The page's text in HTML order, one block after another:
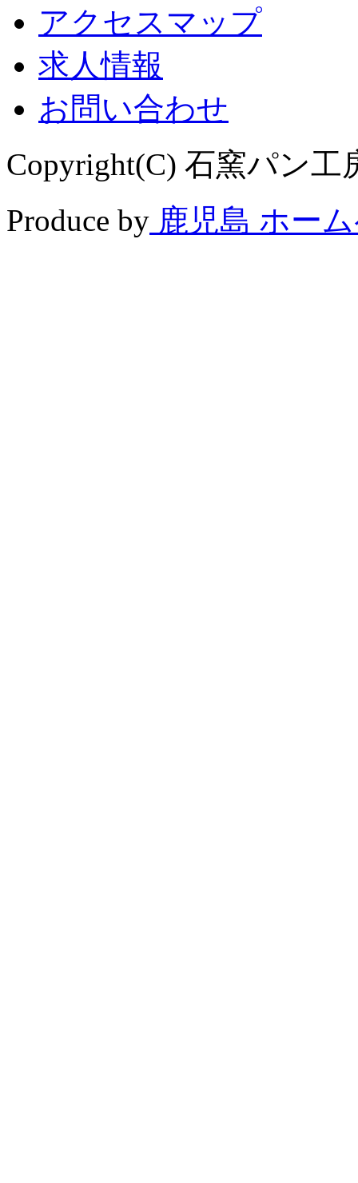
アクセスマップ
求人情報
お問い合わせ
Copyright(C) 石窯パン工
Produce by 鹿児島 ホー